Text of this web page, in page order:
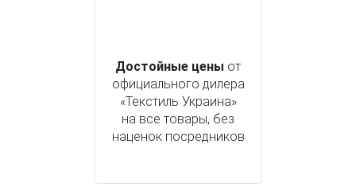
Достойные цены от
официального дилера
«Текстиль Украина»
на все товары, без
наценок посредников